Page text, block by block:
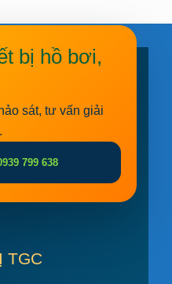
bị hồ bơi,
sát, tư vấn giải
799 638
TGC